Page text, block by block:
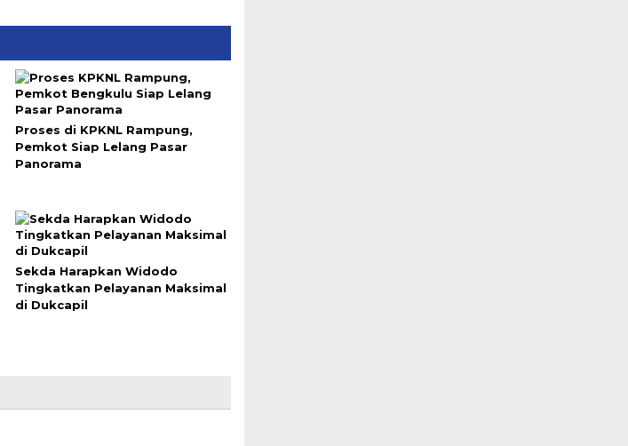
Proses di KPKNL Rampung,
Pemkot Siap Lelang Pasar
Panorama
Sekda Harapkan Widodo
Tingkatkan Pelayanan Maksimal
di Dukcapil